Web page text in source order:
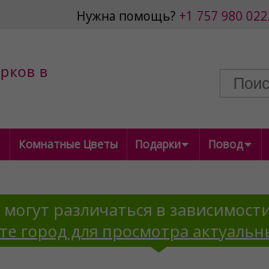
Нужна помощь? +1 757 980
в
Комнатные Цветы Подарки Повод
различаться в
город для просмотра